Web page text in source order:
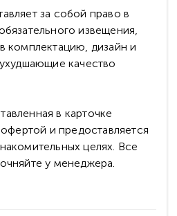
за собой право в
извещения,
комплектацию, дизайн и
качество
в карточке
и предоставляется
целях. Все
у менеджера.